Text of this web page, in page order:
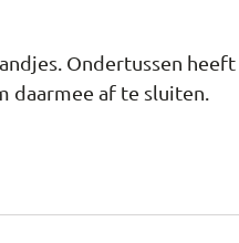
Ondertussen heeft
daarmee af te sluiten.